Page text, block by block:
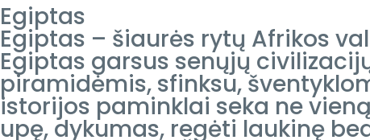
Egiptas
Egiptas – šiaurės rytų Afrikos
Egiptas garsus senųjų
piramidėmis, sfinksu,
istorijos paminklai seka ne
upę, dykumas, regėti laukinę